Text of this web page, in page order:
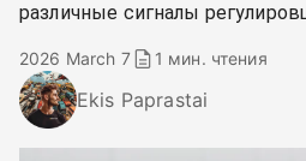
различные сигналы
Ekis Paprastai
2026 March 7 1 мин. чтения